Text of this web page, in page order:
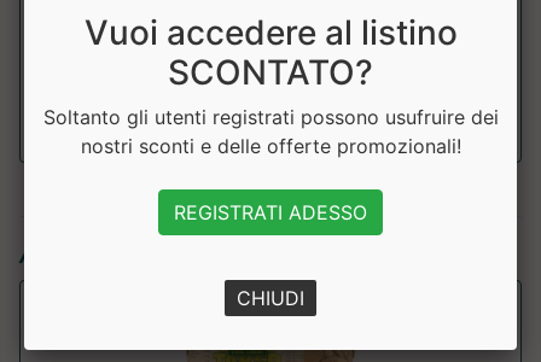
valerianico
1 mg
Articoli simili:
Vuoi accedere al listino
SCONTATO?
Soltanto gli utenti registrati possono usufruire dei
nostri sconti e delle offerte promozionali!
REGISTRATI ADESSO
CHIUDI